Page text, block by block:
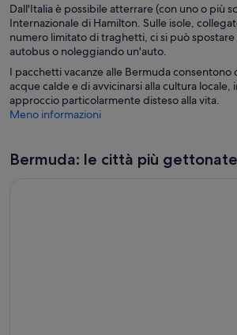
Dall'Italia è possibile atterrare (con uno o più
Internazionale di Hamilton. Sulle isole,
numero limitato di traghetti, ci si può
autobus o noleggiando un'auto.
I pacchetti vacanze alle Bermuda consentono
acque calde e di avvicinarsi alla cultura locale,
approccio particolarmente disteso alla vita.
Meno informazioni
Bermuda: le città più gettonate